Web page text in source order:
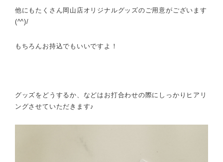
他にもたくさん岡山店オリジナルグッズのご用意がございます
(^^)/
もちろんお持込でもいいですよ！
グッズをどうするか、 などはお打合わせの際にしっかりヒアリ
ングさせていただきます♪